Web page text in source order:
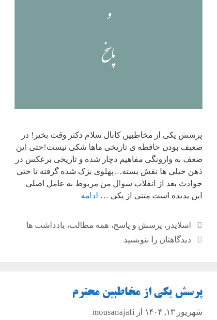
پرسش یکی از مخاطبین کانال سلام دکتر وقت بخیر! در
ضعیف بودن حافطه ی تاریخی ماها شکی نیست!حتی این
ضعف به وارونگی مفاهیم دچار شده و تاریخی برعکس در
ذهن خیلی ها نقش بسته…پهلوی بزک شده گرفته تا حتی
حوادث بعد از انقلاب سوال من مربوط به عامل اصلی
این پدیده است متنی از یکی …
ادامه
دسته‌ها
اسلایدر ، پرسش و پاسخ، همه مطالب، یادداشت ها
دیدگاهتان را بنویسید
پرسش یکی از مخاطبین محترم
شهریور ۱۳, ۱۴۰۴ از mousanajafi